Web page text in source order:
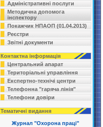
Адміністративні послуги
Методична допомога
інспектору
Покажчик НПАОП (01.04.2013)
Реєстри
Звітні документи
Контактна інформація
Центральний апарат
Територіальні управління
Експертно-технічі центри
Телефонна "гаряча лінія"
Телефони довіри
Тематичні видання
Журнал "Охорона праці"